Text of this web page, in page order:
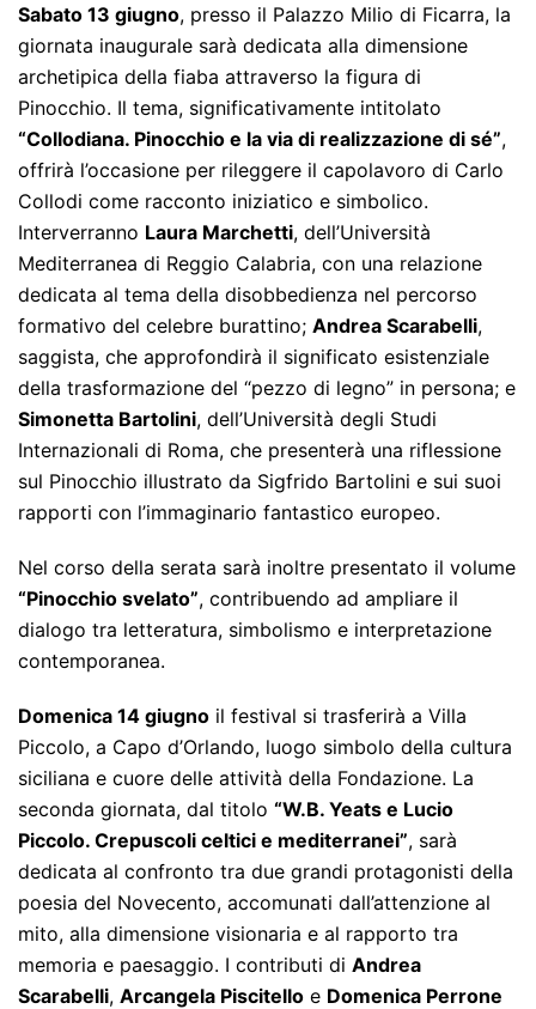
Sabato 13 giugno, presso il Palazzo Milio di Ficarra, la
giornata inaugurale sarà dedicata alla dimensione
archetipica della fiaba attraverso la figura di
Pinocchio. Il tema, significativamente intitolato
“Collodiana. Pinocchio e la via di realizzazione di sé”,
offrirà l’occasione per rileggere il capolavoro di Carlo
Collodi come racconto iniziatico e simbolico.
Interverranno Laura Marchetti, dell’Università
Mediterranea di Reggio Calabria, con una relazione
dedicata al tema della disobbedienza nel percorso
formativo del celebre burattino; Andrea Scarabelli,
saggista, che approfondirà il significato esistenziale
della trasformazione del “pezzo di legno” in persona; e
Simonetta Bartolini, dell’Università degli Studi
Internazionali di Roma, che presenterà una riflessione
sul Pinocchio illustrato da Sigfrido Bartolini e sui suoi
rapporti con l’immaginario fantastico europeo.
Nel corso della serata sarà inoltre presentato il volume
“Pinocchio svelato”, contribuendo ad ampliare il
dialogo tra letteratura, simbolismo e interpretazione
contemporanea.
Domenica 14 giugno il festival si trasferirà a Villa
Piccolo, a Capo d’Orlando, luogo simbolo della cultura
siciliana e cuore delle attività della Fondazione. La
seconda giornata, dal titolo “W.B. Yeats e Lucio
Piccolo. Crepuscoli celtici e mediterranei”, sarà
dedicata al confronto tra due grandi protagonisti della
poesia del Novecento, accomunati dall’attenzione al
mito, alla dimensione visionaria e al rapporto tra
memoria e paesaggio. I contributi di Andrea
Scarabelli, Arcangela Piscitello e Domenica Perrone